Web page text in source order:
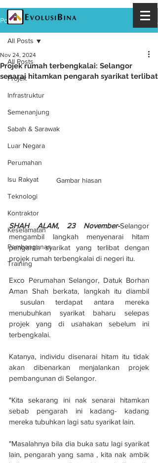
Post
All Posts
Projek
Infrastruktur
Semenanjung
Sabah & Sarawak
Luar Negara
Perumahan
Isu Rakyat
Teknologi
Kontraktor
Keselamatan
Pembangunan
Training
All Posts
Projek rumah terbengkalai: Selangor
senarai hitamkan pengarah syarikat terlibat
Nov 24, 2024
Gambar hiasan
SHAH ALAM, 23 November-Selangor
mengambil langkah menyenarai hitam
pengarah syarikat yang terlibat dengan
projek rumah terbengkalai di negeri itu.
Exco Perumahan Selangor, Datuk Borhan
Aman Shah berkata, langkah itu diambil
susulan terdapat antara mereka
menubuhkan syarikat baharu selepas
projek yang di usahakan sebelum ini
terbengkalai.
Katanya, individu disenarai hitam itu tidak
akan dibenarkan menjalankan projek
pembangunan di Selangor.
"Kita sekarang ini nak senarai hitamkan
sebab pengarah ini kadang- kadang
mereka tubuhkan lagi satu syarikat lain.
"Masalahnya bila dia buka satu lagi syarikat
lain, pengarah yang sama , kita nak ambik